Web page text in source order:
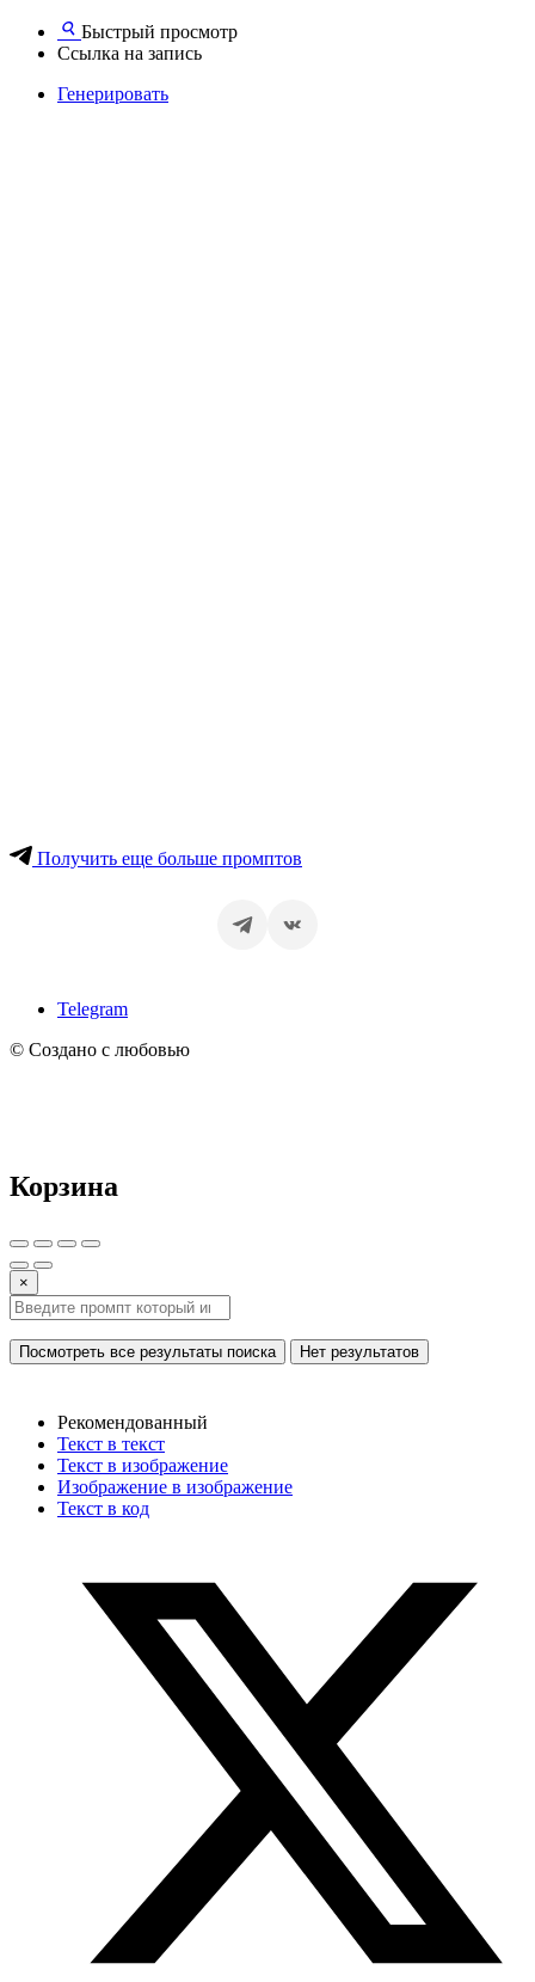
Быстрый просмотр
Ссылка на запись
Генерировать
Получить еще больше промптов
Telegram
© Создано с любовью
Корзина
×
Посмотреть все результаты поиска Нет результатов
Рекомендованный
Текст в текст
Текст в изображение
Изображение в изображение
Текст в код